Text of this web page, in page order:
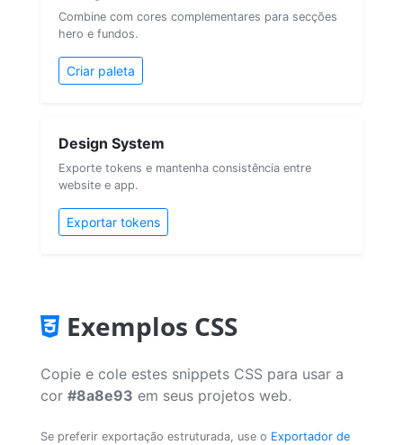
Combine com cores complementares para secções
hero e fundos.
Criar paleta
Design System
Exporte tokens e mantenha consistência entre
website e app.
Exportar tokens
Exemplos CSS
Copie e cole estes snippets CSS para usar a
cor #8a8e93 em seus projetos web.
Se preferir exportação estruturada, use o Exportador de